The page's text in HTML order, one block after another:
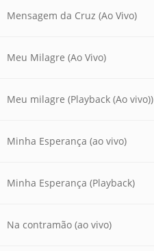
Mensagem da Cruz (Ao Vivo)
Meu Milagre (Ao Vivo)
Meu milagre (Playback (Ao vivo))
Minha Esperança (ao vivo)
Minha Esperança (Playback)
Na contramão (ao vivo)